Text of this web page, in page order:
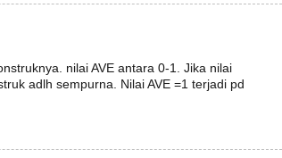
nilai AVE antara 0-1. Jika nilai
adlh sempurna. Nilai AVE =1 terjadi pd